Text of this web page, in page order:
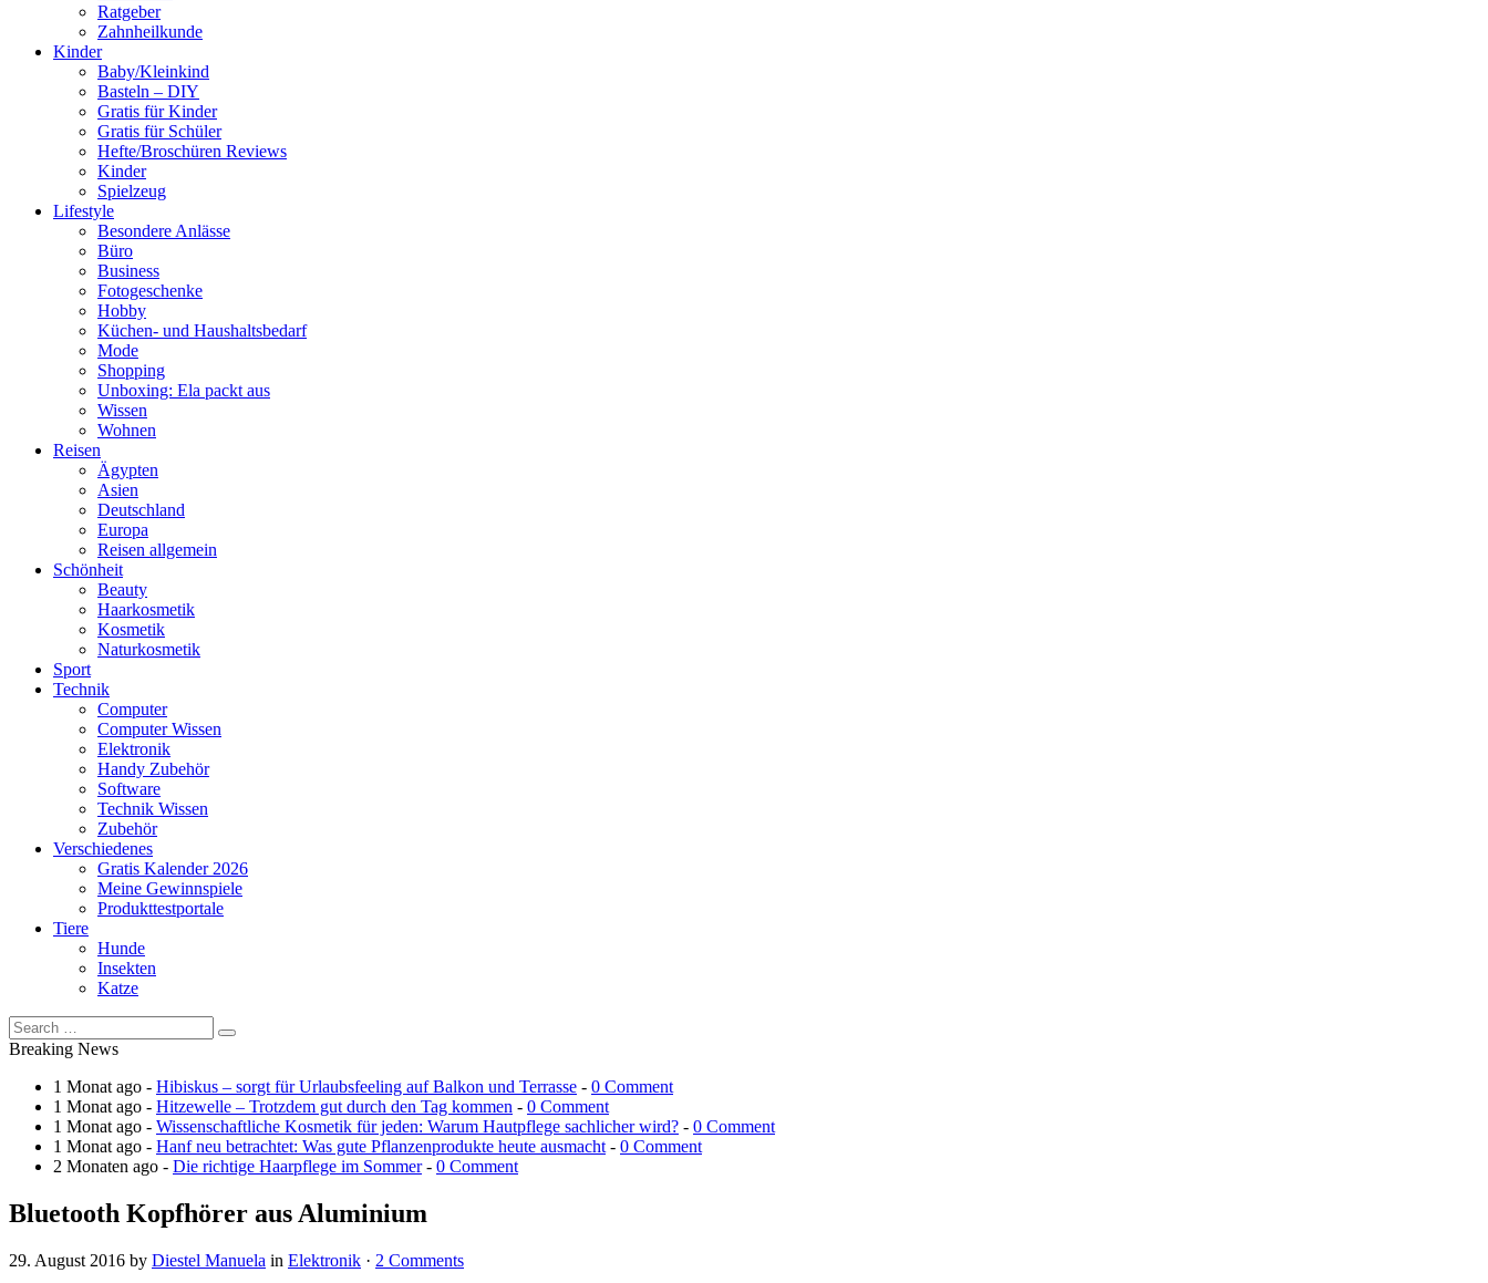
Ratgeber
Zahnheilkunde
Kinder
Baby/Kleinkind
Basteln – DIY
Gratis für Kinder
Gratis für Schüler
Hefte/Broschüren Reviews
Kinder
Spielzeug
Lifestyle
Besondere Anlässe
Büro
Business
Fotogeschenke
Hobby
Küchen- und Haushaltsbedarf
Mode
Shopping
Unboxing: Ela packt aus
Wissen
Wohnen
Reisen
Ägypten
Asien
Deutschland
Europa
Reisen allgemein
Schönheit
Beauty
Haarkosmetik
Kosmetik
Naturkosmetik
Sport
Technik
Computer
Computer Wissen
Elektronik
Handy Zubehör
Software
Technik Wissen
Zubehör
Verschiedenes
Gratis Kalender 2026
Meine Gewinnspiele
Produkttestportale
Tiere
Hunde
Insekten
Katze
Breaking News
1 Monat ago - Hibiskus – sorgt für Urlaubsfeeling auf Balkon und Terrasse - 0 Comment
1 Monat ago - Hitzewelle – Trotzdem gut durch den Tag kommen - 0 Comment
1 Monat ago - Wissenschaftliche Kosmetik für jeden: Warum Hautpflege sachlicher wird? - 0 Comment
1 Monat ago - Hanf neu betrachtet: Was gute Pflanzenprodukte heute ausmacht - 0 Comment
2 Monaten ago - Die richtige Haarpflege im Sommer- 0 Comment
Bluetooth Kopfhörer aus Aluminium
29. August 2016 by Diestel Manuela in Elektronik · 2 Comments